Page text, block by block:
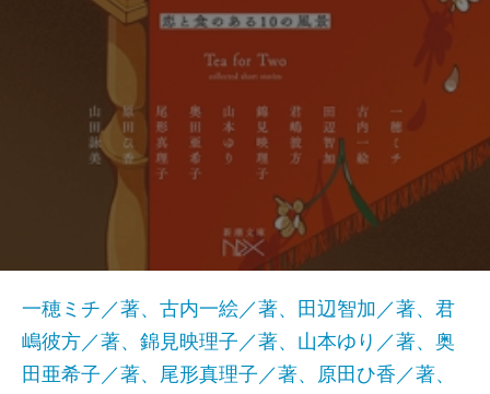
一穂ミチ／著、古内一絵／著、田辺智加／著、君
嶋彼方／著、錦見映理子／著、山本ゆり／著、奥
田亜希子／著、尾形真理子／著、原田ひ香／著、